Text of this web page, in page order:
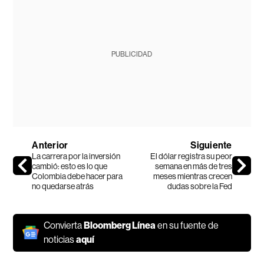
PUBLICIDAD
Anterior
La carrera por la inversión
cambió: esto es lo que
Colombia debe hacer para
no quedarse atrás
Siguiente
El dólar registra su peor
semana en más de tres
meses mientras crecen
dudas sobre la Fed
ConviertaBloomberg Línea en su fuente de
noticiasaquí